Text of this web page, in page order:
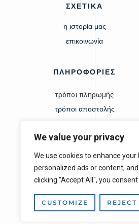
We value your privacy
We use cookies to enhance
personalized ads or content,
clicking "Accept All", you
CUSTOMIZE REJECT
ΣΧΕΤΙΚΑ
η ιστορία μας
επικοινωνία
ΠΛΗΡΟΦΟΡΙΕΣ
τρόποι πληρωμής
τρόποι αποστολής
δικαίωμα υπαναχώρησης